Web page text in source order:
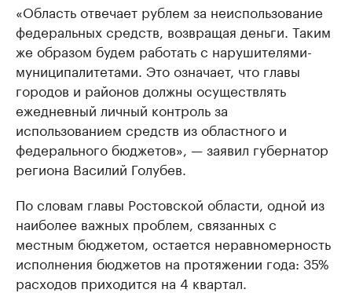
«Область отвечает рублем за неиспользование
федеральных средств, возвращая деньги. Таким
же образом будем работать с нарушителями-
муниципалитетами. Это означает, что главы
городов и районов должны осуществлять
ежедневный личный контроль за
использованием средств из областного и
федерального бюджетов», — заявил губернатор
региона Василий Голубев.
По словам главы Ростовской области, одной из
наиболее важных проблем, связанных с
местным бюджетом, остается неравномерность
исполнения бюджетов на протяжении года: 35%
расходов приходится на 4 квартал.